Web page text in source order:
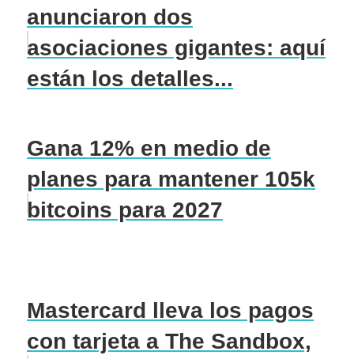
anunciaron dos
asociaciones gigantes: aquí
están los detalles...
Gana 12% en medio de
planes para mantener 105k
bitcoins para 2027
Mastercard lleva los pagos
con tarjeta a The Sandbox,